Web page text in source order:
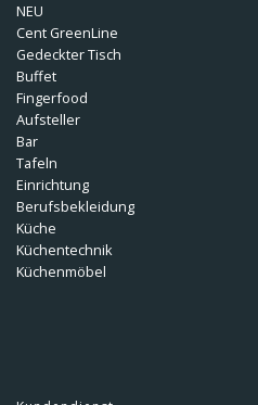
NEU
Cent GreenLine
Gedeckter Tisch
Buffet
Fingerfood
Aufsteller
Bar
Tafeln
Einrichtung
Berufsbekleidung
Küche
Küchentechnik
Küchenmöbel